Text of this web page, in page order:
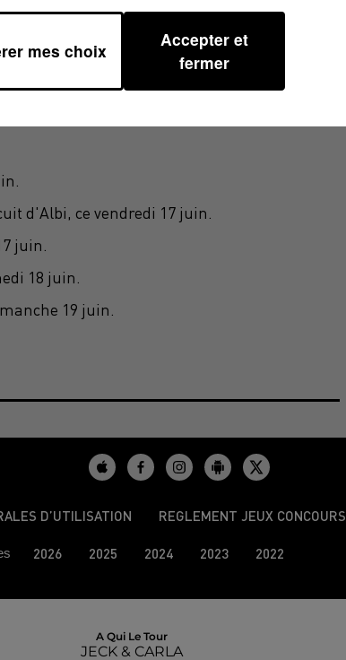
Une édition 2016 qui traversera toute la
d'Albi, ce vendredi 17 juin.
juin.
18 juin.
19 juin.
A Qui Le Tour
JECK & CARLA
D’UTILISATION REGLEMENT JEUX CONCOURS
2026 2025 2024 2023 2022
mes choix
Accepter et
fermer